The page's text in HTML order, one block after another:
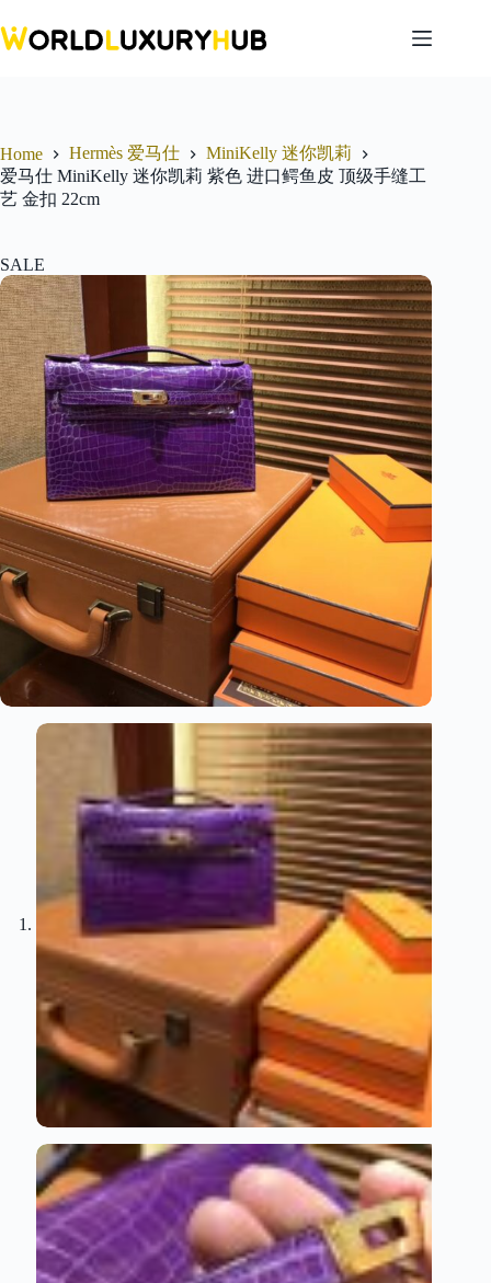
to
content
Home Hermès 爱马仕
MiniKelly 迷你凯莉
爱马仕 MiniKelly 迷你凯莉 紫色 进口鳄鱼皮 顶级手缝工
艺 金扣 22cm
SALE